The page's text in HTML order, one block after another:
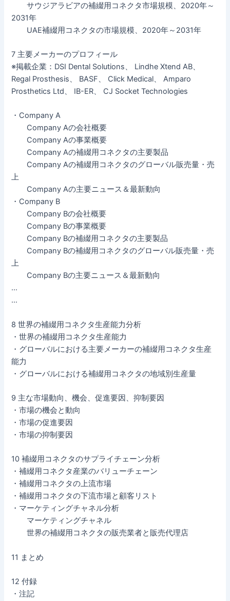
サウジアラビアの補綴用コネクタ市場規模、2020年～
2031年
UAE補綴用コネクタの市場規模、2020年～2031年
7 主要メーカーのプロフィール
※掲載企業：DSI Dental Solutions、 Lindhe Xtend AB、
Regal Prosthesis、 BASF、 Click Medical、 Amparo
Prosthetics Ltd、 IB-ER、 CJ Socket Technologies
・Company A
Company Aの会社概要
Company Aの事業概要
Company Aの補綴用コネクタの主要製品
Company Aの補綴用コネクタのグローバル販売量・売
上
Company Aの主要ニュース＆最新動向
・Company B
Company Bの会社概要
Company Bの事業概要
Company Bの補綴用コネクタの主要製品
Company Bの補綴用コネクタのグローバル販売量・売
上
Company Bの主要ニュース＆最新動向
…
…
8 世界の補綴用コネクタ生産能力分析
・世界の補綴用コネクタ生産能力
・グローバルにおける主要メーカーの補綴用コネクタ生産
能力
・グローバルにおける補綴用コネクタの地域別生産量
9 主な市場動向、機会、促進要因、抑制要因
・市場の機会と動向
・市場の促進要因
・市場の抑制要因
10 補綴用コネクタのサプライチェーン分析
・補綴用コネクタ産業のバリューチェーン
・補綴用コネクタの上流市場
・補綴用コネクタの下流市場と顧客リスト
・マーケティングチャネル分析
マーケティングチャネル
世界の補綴用コネクタの販売業者と販売代理店
11 まとめ
12 付録
・注記